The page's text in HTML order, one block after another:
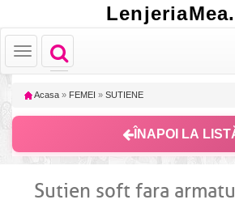
Toggle
navigation
Toggle
navigation
Acasa » FEMEI » SUTIENE
ÎNAPOI LA
Sutien soft fara